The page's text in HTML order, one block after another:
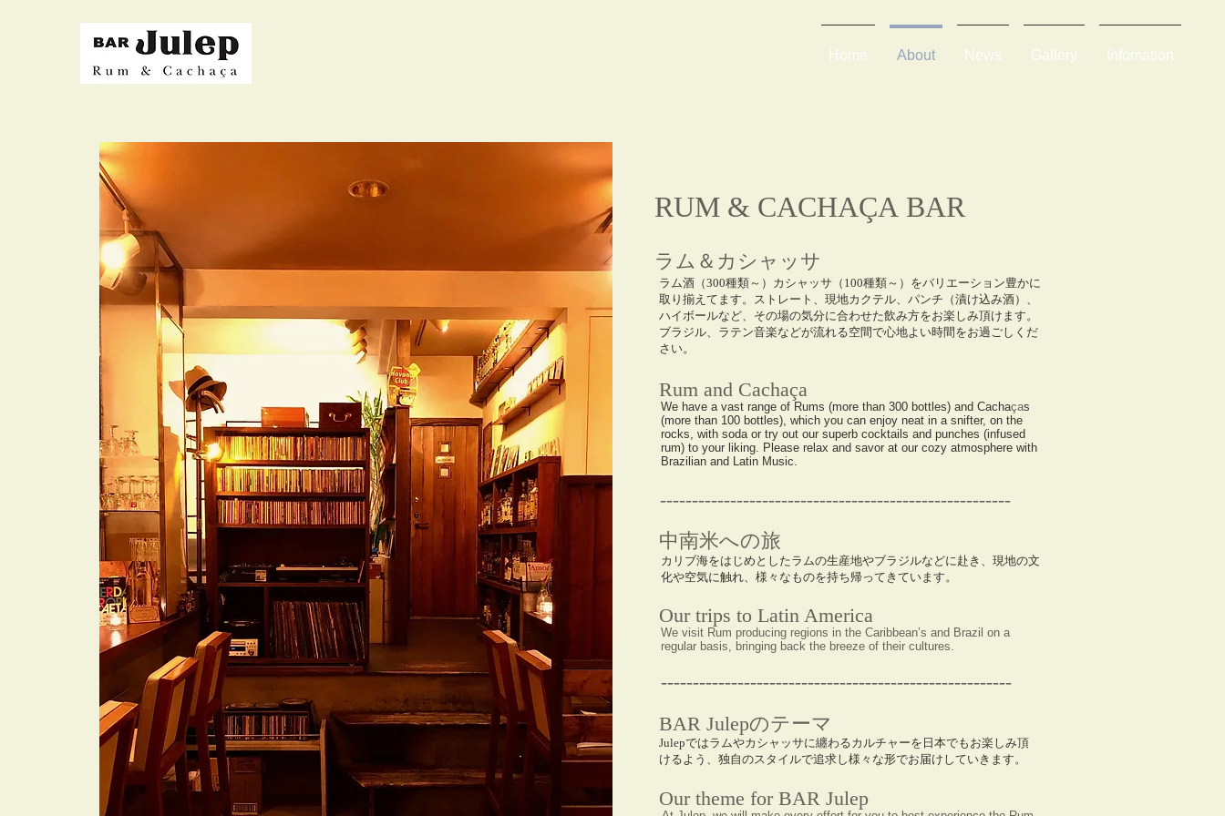
Home About News Gallery Infomation
​RUM & CACHAÇA BAR
ラム＆カシャッサ
ラム酒（300種類～）カシャッサ（100種類～）をバリエーション豊かに
取り揃えてます。ストレート、現地カクテル、パンチ（漬け込み酒）、
ハイボールなど、その場の気分に合わせた飲み方をお楽しみ頂けます。
ブラジル、ラテン音楽などが流れる空間で心地よい時間をお過ごしくだ
さい。
Rum and Cachaça
We have a vast range of Rums (more than 300 bottles) and Cachaças
(more than 100 bottles), which you can enjoy neat in a snifter, on the
rocks, with soda or try out our superb cocktails and punches (infused
rum) to your liking. Please relax and savor at our cozy atmosphere with
Brazilian and Latin Music.
-------------------------------------------------------
​中南米への旅
カリブ海をはじめとしたラムの生産地やブラジルなどに赴き、現地の文
化や空気に触れ、様々なものを持ち帰ってきています。
Our trips to Latin America
We visit Rum producing regions in the Caribbean’s and Brazil on a
regular basis, bringing back the breeze of their cultures.
-------------------------------------------------------
​BAR Julepのテーマ
Julepではラムやカシャッサに纏わるカルチャーを日本でもお楽しみ頂
けるよう、独自のスタイルで追求し様々な形でお届けしていきます。
Our theme for BAR Julep